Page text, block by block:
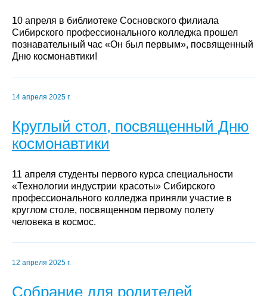
10 апреля в библиотеке Сосновского филиала
Сибирского профессионального колледжа прошел
познавательный час «Он был первым», посвященный
Дню космонавтики!
14 апреля 2025 г.
Круглый стол, посвященный Дню
космонавтики
11 апреля студенты первого курса специальности
«Технологии индустрии красоты» Сибирского
профессионального колледжа приняли участие в
круглом столе, посвященном первому полету
человека в космос.
12 апреля 2025 г.
Собрание для родителей